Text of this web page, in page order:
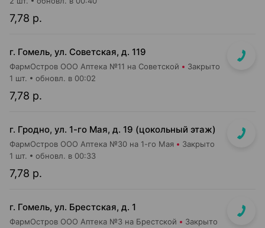
7,78 р.
г. Гомель, ул. Советская, д. 119
ФармОстров ООО Аптека №11 на Советской Закрыто
7,78 р.
1 шт. обновл. в 00:02
г. Гродно, ул. 1-го Мая, д. 19 (цокольный этаж)
ФармОстров ООО Аптека №30 на 1-го Мая Закрыто
7,78 р.
1 шт. обновл. в 00:33
г. Гомель, ул. Брестская, д. 1
ФармОстров ООО Аптека №3 на Брестской Закрыто